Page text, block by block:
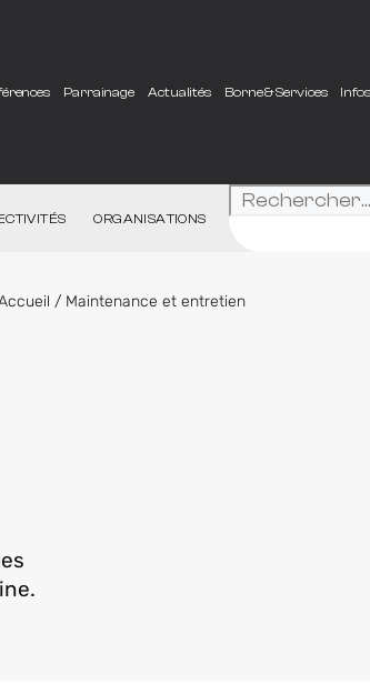
Parrainage Actualités Borne & Services
ORGANISATIONS
/ Maintenance et entretien